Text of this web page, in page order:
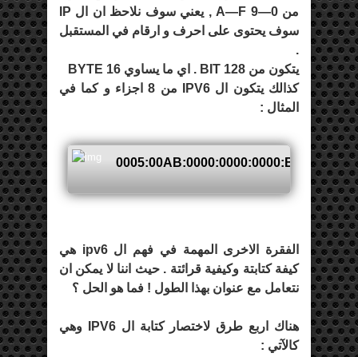
من 0—9 A—F , يعني سوف نلاحظ ان ال IP
سوف يحتوى على احرف و ارقام في المستقبل
.
يتكون من 128 BIT . اي ما يساوي 16 BYTE
كذالك يتكون ال IPV6 من 8 اجزاء و كما في
المثال :
الفقرة الاخرى المهمة في فهم ال ipv6 هي
كيفة كتابتة وكيفية قرائتة . حيث اننا لا يمكن ان
نتعامل مع عنوان بهذا الطول ! فما هو الحل ؟
هناك اربع طرق لاختصار كتابة ال IPV6 وهي
كالآتي :